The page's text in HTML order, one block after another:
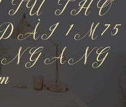
1M75
NGANG